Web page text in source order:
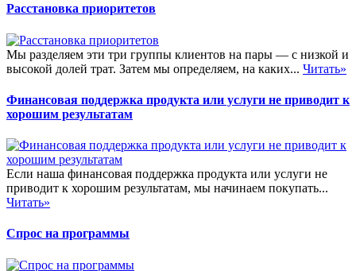
Расстановка приоритетов
Мы разделяем эти три группы клиентов на пары — с низкой и
высокой долей трат. Затем мы определяем, на каких... Читать»
Финансовая поддержка продукта или услуги не приводит к
хорошим результатам
Если наша финансовая поддержка продукта или услуги не
приводит к хорошим результатам, мы начинаем покупать...
Читать»
Спрос на программы